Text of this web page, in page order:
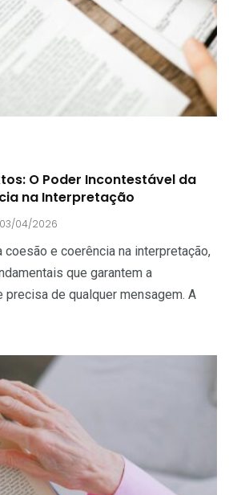
O Poder Incontestável da
na Interpretação
03/04/2026
coesão e coerência na interpretação,
que garantem a
precisa de qualquer mensagem. A